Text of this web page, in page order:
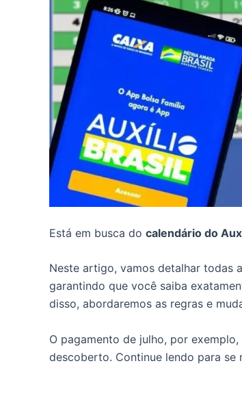
Está em busca do calendário do
Neste artigo, vamos detalhar todas
garantindo que você saiba
disso, abordaremos as regras e
O pagamento de julho, por
descoberto. Continue lendo para